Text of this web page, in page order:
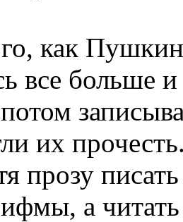
как
все больше
их
прозу
а